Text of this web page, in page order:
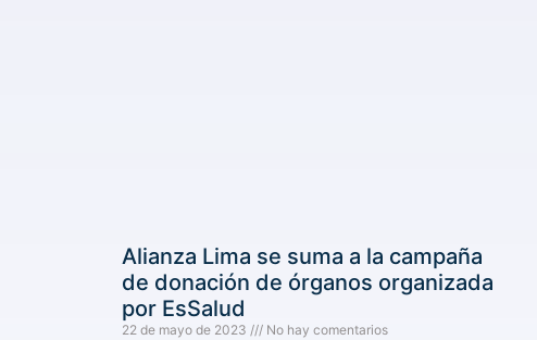
Alianza Lima se suma a la campaña
de donación de órganos organizada
por EsSalud
22 de mayo de 2023 No hay comentarios